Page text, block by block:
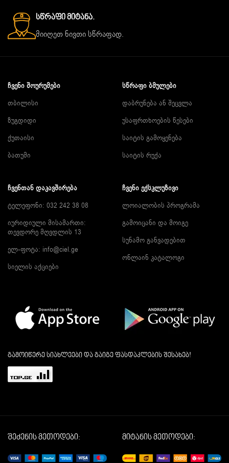
Სწრაფი Მიტანა.
მიიღეთ ნივთი სწრაფად.
ᲩᲕᲔᲜᲘ ᲨᲝᲣᲠᲣᲛᲔᲑᲘ
თბილისი
ზუგდიდი
ქუთაისი
ბათუმი
ᲡᲬᲠᲐᲤᲘ ᲑᲛᲣᲚᲔᲑᲘ
დაბრუნება ან შეცვლა
უსაფრთხოების წესები
საიტის გამოყენება
საიტის რუქა
ᲩᲕᲔᲜᲗᲐᲜ ᲓᲐᲙᲐᲕᲨᲘᲠᲔᲑᲐ
ტელეფონი: 032 242 38 08
იურიდიული მისამართი:
თევდორე მღვდლის 13
ელ-ფოტა: info@ciel.ge
სიელის აქციები
ᲩᲕᲔᲜᲘ ᲔᲥᲡᲙᲚᲣᲖᲘᲕᲘ
ლოიალობის პროგრამა
გამოიცანი და მოიგე
სუნამო განვადებით
ონლაინ კატალოგი
გამოიწერე სიახლეები და გაიგე ფასდაკლების შესახებ!
შეძენის მეთოდები: მიტანის მეთოდები: